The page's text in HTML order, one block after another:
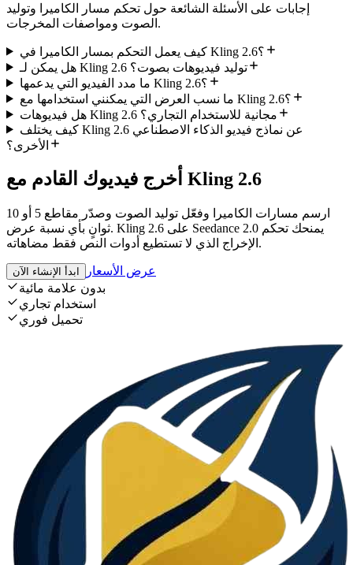
إجابات على الأسئلة الشائعة حول تحكم مسار الكاميرا وتوليد
الصوت ومواصفات المخرجات.
كيف يعمل التحكم بمسار الكاميرا في Kling 2.6؟
هل يمكن لـ Kling 2.6 توليد فيديوهات بصوت؟
ما مدد الفيديو التي يدعمها Kling 2.6؟
ما نسب العرض التي يمكنني استخدامها مع Kling 2.6؟
هل فيديوهات Kling 2.6 مجانية للاستخدام التجاري؟
كيف يختلف Kling 2.6 عن نماذج فيديو الذكاء الاصطناعي
الأخرى؟
أخرج فيديوك القادم مع Kling 2.6
ارسم مسارات الكاميرا وفعّل توليد الصوت وصدّر مقاطع 5 أو 10
ثوانٍ بأي نسبة عرض. Kling 2.6 على Seedance 2.0 يمنحك تحكم
الإخراج الذي لا تستطيع أدوات النص فقط مضاهاته.
ابدأ الإنشاء الآن
عرض الأسعار
بدون علامة مائية
استخدام تجاري
تحميل فوري